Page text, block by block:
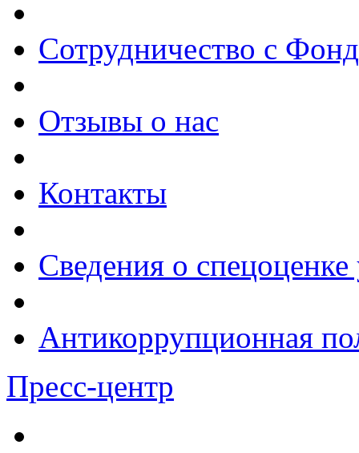
Сотрудничество с
Отзывы о нас
Контакты
Сведения о
Антикоррупционная
Пресс-центр